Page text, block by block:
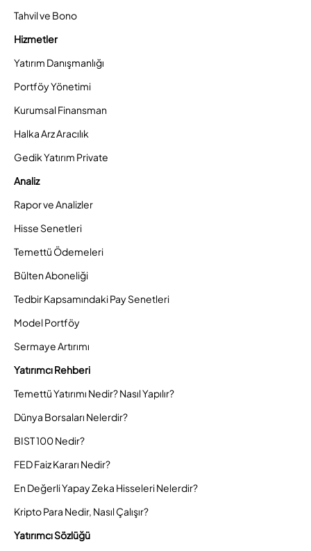
Tahvil ve Bono
Hizmetler
Yatırım Danışmanlığı
Portföy Yönetimi
Kurumsal Finansman
Halka Arz Aracılık
Gedik Yatırım Private
Analiz
Rapor ve Analizler
Hisse Senetleri
Temettü Ödemeleri
Bülten Aboneliği
Tedbir Kapsamındaki Pay Senetleri
Model Portföy
Sermaye Artırımı
Yatırımcı Rehberi
Temettü Yatırımı Nedir? Nasıl Yapılır?
Dünya Borsaları Nelerdir?
BIST 100 Nedir?
FED Faiz Kararı Nedir?
En Değerli Yapay Zeka Hisseleri Nelerdir?
Kripto Para Nedir, Nasıl Çalışır?
Yatırımcı Sözlüğü